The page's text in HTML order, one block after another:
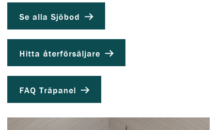
Se alla Sjöbod
Hitta återförsäljare
FAQ Träpanel